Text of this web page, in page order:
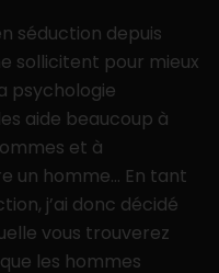
séduction depuis
sollicitent pour mieux
psychologie
aide beaucoup à
et à
un homme… En tant
j’ai donc décidé
vous trouverez
les hommes